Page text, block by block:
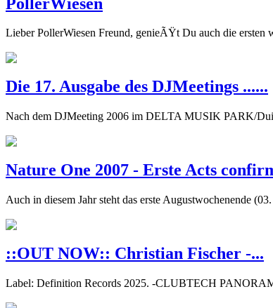
Lieber PollerWiesen Freund, genieÃŸt Du auch die ersten
Die 17. Ausgabe des DJMeetings ......
Nach dem DJMeeting 2006 im DELTA MUSIK PARK/
Nature One 2007 - Erste Acts
Auch in diesem Jahr steht das erste Augustwochenende
::OUT NOW:: Christian Fischer -...
Label: Definition Records 2025. -CLUBTECH